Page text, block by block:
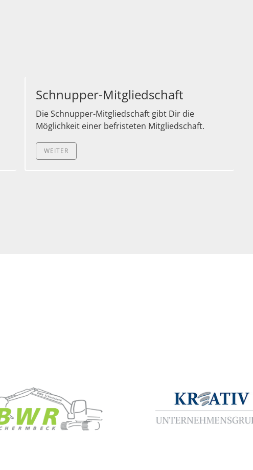
Schnupper-Mitgliedschaft
Die Schnupper-Mitgliedschaft gibt Dir die
Möglichkeit einer befristeten Mitgliedschaft.
WEITER